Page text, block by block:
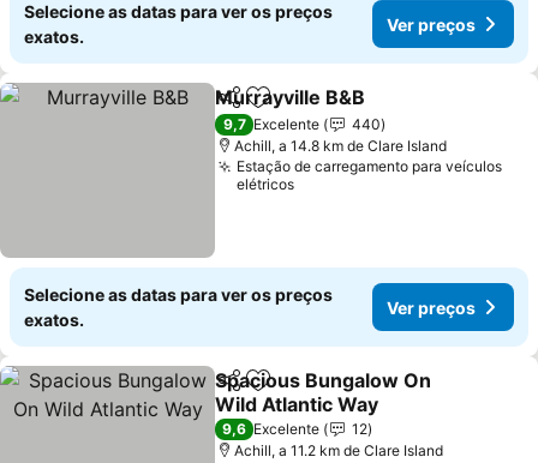
Selecione as datas para ver os preços
exatos.
Ver preços
PartilharAdicionar aos favoritos
Murrayville B&B
9,7 Excelente
440
Achill, a 14.8 km de Clare Island
Estação de carregamento para veículos
elétricos
Selecione as datas para ver os preços
exatos.
Ver preços
PartilharAdicionar aos favoritos
Spacious Bungalow On
Wild Atlantic Way
Ver preços
9,6 Excelente
12
Achill, a 11.2 km de Clare Island